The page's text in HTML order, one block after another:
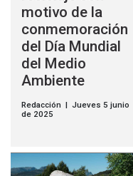
motivo de la
conmemoración
del Día Mundial
del Medio
Ambiente
Redacción | Jueves 5 junio
de 2025